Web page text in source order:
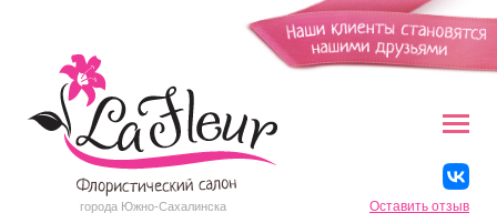
города Южно-Сахалинска Оставить отзыв